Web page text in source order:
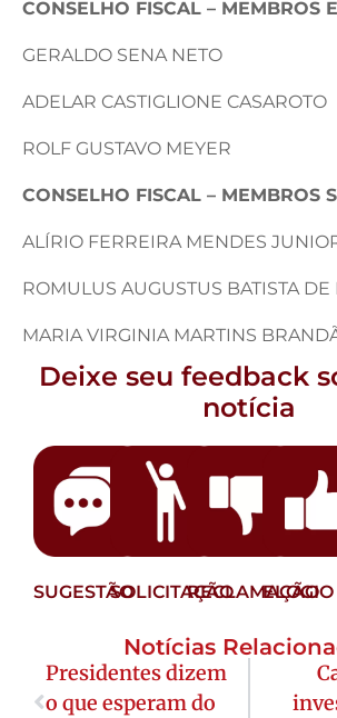
CONSELHO FISCAL – MEMBROS
GERALDO SENA NETO
ADELAR CASTIGLIONE CASAROTO
ROLF GUSTAVO MEYER
CONSELHO FISCAL – MEMBROS
ALÍRIO FERREIRA MENDES
ROMULUS AUGUSTUS BATISTA DE
MARIA VIRGINIA MARTINS
Deixe seu feedback
notícia
SUGESTÃOSOLICITAÇÃORECLAMAÇÃO
ELOGIO
Notícias
Presidentes dizem
o que esperam do